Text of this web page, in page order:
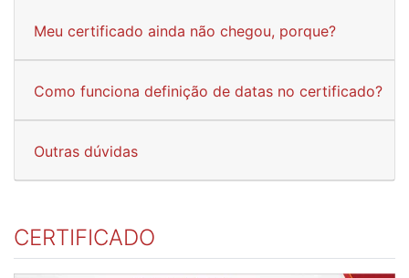
Meu certificado ainda não chegou, porque?
Como funciona definição de datas no certificado?
Outras dúvidas
CERTIFICADO